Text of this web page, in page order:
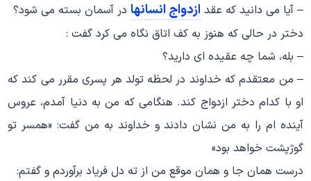
– آیا می دانید که عقد ازدواج انسانها در آسمان بسته می شود؟
دختر در حالی که هنوز به کف اتاق نگاه می کرد گفت :
– بله، شما چه عقیده ای دارید؟
– من معتقدم که خداوند در لحظه تولد هر پسری مقرر می کند که
او با کدام دختر ازدواج کند. هنگامی که من به دنیا آمدم، عروس
آینده ام را به من نشان دادند و خداوند به من گفت: «همسر تو
گوژپشت خواهد بود»
درست همان جا و همان موقع من از ته دل فریاد برآوردم و گفتم: